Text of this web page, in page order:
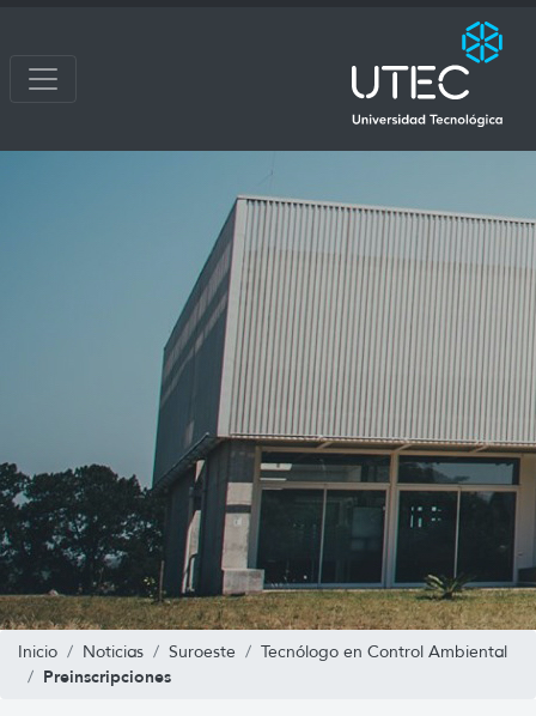
Inicio Noticias Suroeste Tecnólogo en Control Ambiental
Preinscripciones